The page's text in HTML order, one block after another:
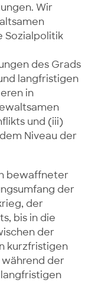
Wir
Sozialpolitik
des Grads
langfristigen
in
und (iii)
Niveau der
bewaffneter
der
der
bis in die
der
kurzfristigen
der